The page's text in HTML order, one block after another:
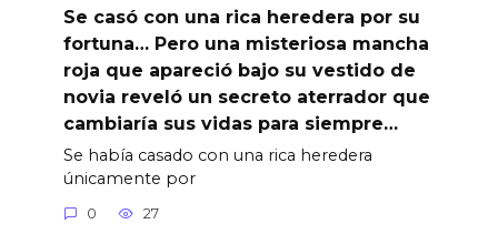
Se casó con una rica heredera por su
fortuna… Pero una misteriosa mancha
roja que apareció bajo su vestido de
novia reveló un secreto aterrador que
cambiaría sus vidas para siempre…
Se había casado con una rica heredera
únicamente por
0 27